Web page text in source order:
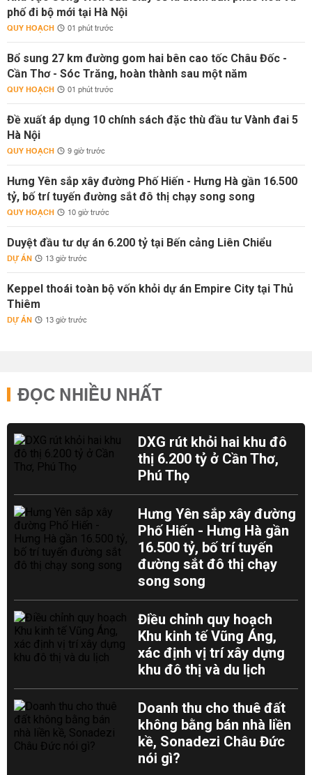
phố đi bộ mới tại Hà Nội
QUY HOẠCH 01 phút trước
Bổ sung 27 km đường gom hai bên cao tốc Châu Đốc -
Cần Thơ - Sóc Trăng, hoàn thành sau một năm
QUY HOẠCH 01 phút trước
Đề xuất áp dụng 10 chính sách đặc thù đầu tư Vành đai 5
Hà Nội
QUY HOẠCH 9 giờ trước
Hưng Yên sắp xây đường Phố Hiến - Hưng Hà gần 16.500
tỷ, bố trí tuyến đường sắt đô thị chạy song song
QUY HOẠCH 10 giờ trước
Duyệt đầu tư dự án 6.200 tỷ tại Bến cảng Liên Chiểu
DỰ ÁN 13 giờ trước
Keppel thoái toàn bộ vốn khỏi dự án Empire City tại Thủ
Thiêm
DỰ ÁN 13 giờ trước
ĐỌC NHIỀU NHẤT
DXG rút khỏi hai khu đô
thị 6.200 tỷ ở Cần Thơ,
Phú Thọ
Hưng Yên sắp xây đường
Phố Hiến - Hưng Hà gần
16.500 tỷ, bố trí tuyến
đường sắt đô thị chạy
song song
Điều chỉnh quy hoạch
Khu kinh tế Vũng Áng,
xác định vị trí xây dựng
khu đô thị và du lịch
Doanh thu cho thuê đất
không bằng bán nhà liền
kề, Sonadezi Châu Đức
nói gì?